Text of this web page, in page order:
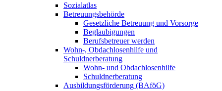
Sozialatlas
Betreuungsbehörde
Gesetzliche Betreuung und Vorsorge
Beglaubigungen
Berufsbetreuer werden
Wohn-, Obdachlosenhilfe und
Schuldnerberatung
Wohn- und Obdachlosenhilfe
Schuldnerberatung
Ausbildungsförderung (BAföG)